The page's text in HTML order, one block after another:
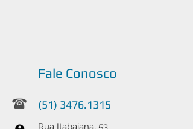
Fale Conosco
(51) 3476.1315
Rua Itabaiana, 53